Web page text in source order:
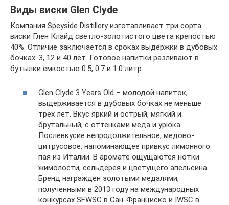
Виды виски Glen Clyde
Компания Speyside Distillery изготавливает три сорта
виски Глен Клайд светло-золотистого цвета крепостью
40%. Отличие заключается в сроках выдержки в дубовых
бочках: 3, 12 и 40 лет. Готовое напитки разливают в
бутылки емкостью 0.5, 0.7 и 1.0 литр.
Glen Clyde 3 Years Old – молодой напиток,
выдерживается в дубовых бочках не меньше
трех лет. Вкус яркий и острый, мягкий и
брутальный, с оттенками меда и урюка.
Послевкусие непродолжительное, медово-
цитрусовое, напоминающее привкус лимонного
пая из Италии. В аромате ощущаются нотки
жимолости, сельдерея и цветущего апельсина.
Бренд награжден золотыми медалями,
полученными в 2013 году на международных
конкурсах SFWSC в Сан-Франциско и IWSC в